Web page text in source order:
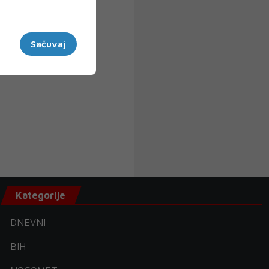
Sačuvaj
Kategorije
DNEVNI
BIH